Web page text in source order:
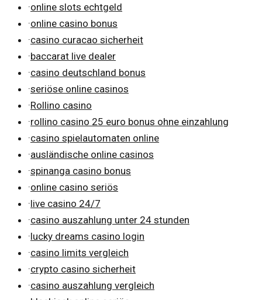
·online slots echtgeld
·online casino bonus
·casino curacao sicherheit
·baccarat live dealer
·casino deutschland bonus
·seriöse online casinos
·Rollino casino
·rollino casino 25 euro bonus ohne einzahlung
·casino spielautomaten online
·ausländische online casinos
·spinanga casino bonus
·online casino seriös
·live casino 24/7
·casino auszahlung unter 24 stunden
·lucky dreams casino login
·casino limits vergleich
·crypto casino sicherheit
·casino auszahlung vergleich